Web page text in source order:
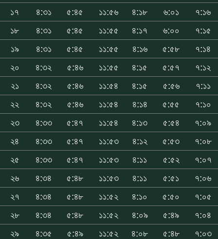
১৭
৪:৩১ ৫:৪৫ ১১:৫৬ ৪:১৮ ৬:০১
৭:১৬
১৮
৪:৩১ ৫:৪৫ ১১:৫৫ ৪:১৭ ৬:০০
৭:১৫
১৯
৪:৩১ ৫:৪৫ ১১:৫৫ ৪:১৬ ৫:৫৮
৭:১৪
২০
৪:৩২ ৫:৪৬ ১১:৫৫ ৪:১৫ ৫:৫৭
৭:১২
২১
৪:৩২ ৫:৪৬ ১১:৫৪ ৪:১৫ ৫:৫৬
৭:১১
২২
৪:৩২ ৫:৪৬ ১১:৫৪ ৪:১৪ ৫:৫৫
৭:১০
২৩
৪:৩৩ ৫:৪৭ ১১:৫৪ ৪:১৩ ৫:৫৪
৭:০৯
২৪
৪:৩৩ ৫:৪৭ ১১:৫৩ ৪:১২ ৫:৫৩
৭:০৮
২৫
৪:৩৩ ৫:৪৭ ১১:৫৩ ৪:১১ ৫:৫২
৭:০৭
২৬
৪:৩৪ ৫:৪৮ ১১:৫৩ ৪:১১ ৫:৫১
৭:০৬
২৭
৪:৩৪ ৫:৪৮ ১১:৫২ ৪:১০ ৫:৫০
৭:০৫
২৮
৪:৩৪ ৫:৪৮ ১১:৫২ ৪:০৯ ৫:৪৯
৭:০৪
২৯
৪:৩৫ ৫:৪৯ ১১:৫২ ৪:০৮ ৫:৪৮
৭:০৩